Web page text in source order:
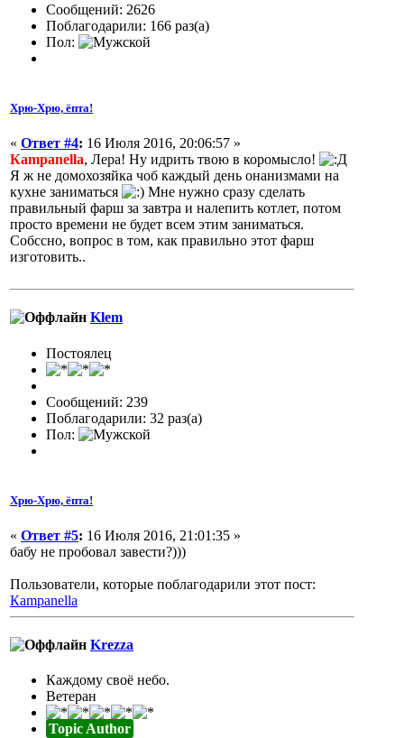
Сообщений: 2626
Поблагодарили: 166 раз(а)
Пол:
Хрю-Хрю, ёпта!
« Ответ #4: 16 Июля 2016, 20:06:57 »
Кampanella, Лера! Ну идрить твою в коромысло!
Я ж не домохозяйка чоб каждый день онанизмами на
кухне заниматься
Мне нужно сразу сделать
правильный фарш за завтра и налепить котлет, потом
просто времени не будет всем этим заниматься.
Собссно, вопрос в том, как правильно этот фарш
изготовить..
Klem
Постоялец
Сообщений: 239
Поблагодарили: 32 раз(а)
Пол:
Хрю-Хрю, ёпта!
« Ответ #5: 16 Июля 2016, 21:01:35 »
бабу не пробовал завести?)))
Пользователи, которые поблагодарили этот пост:
Кampanella
Krezza
Каждому своё небо.
Ветеран
Topic Author